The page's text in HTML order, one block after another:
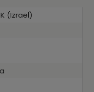
(Izrael)